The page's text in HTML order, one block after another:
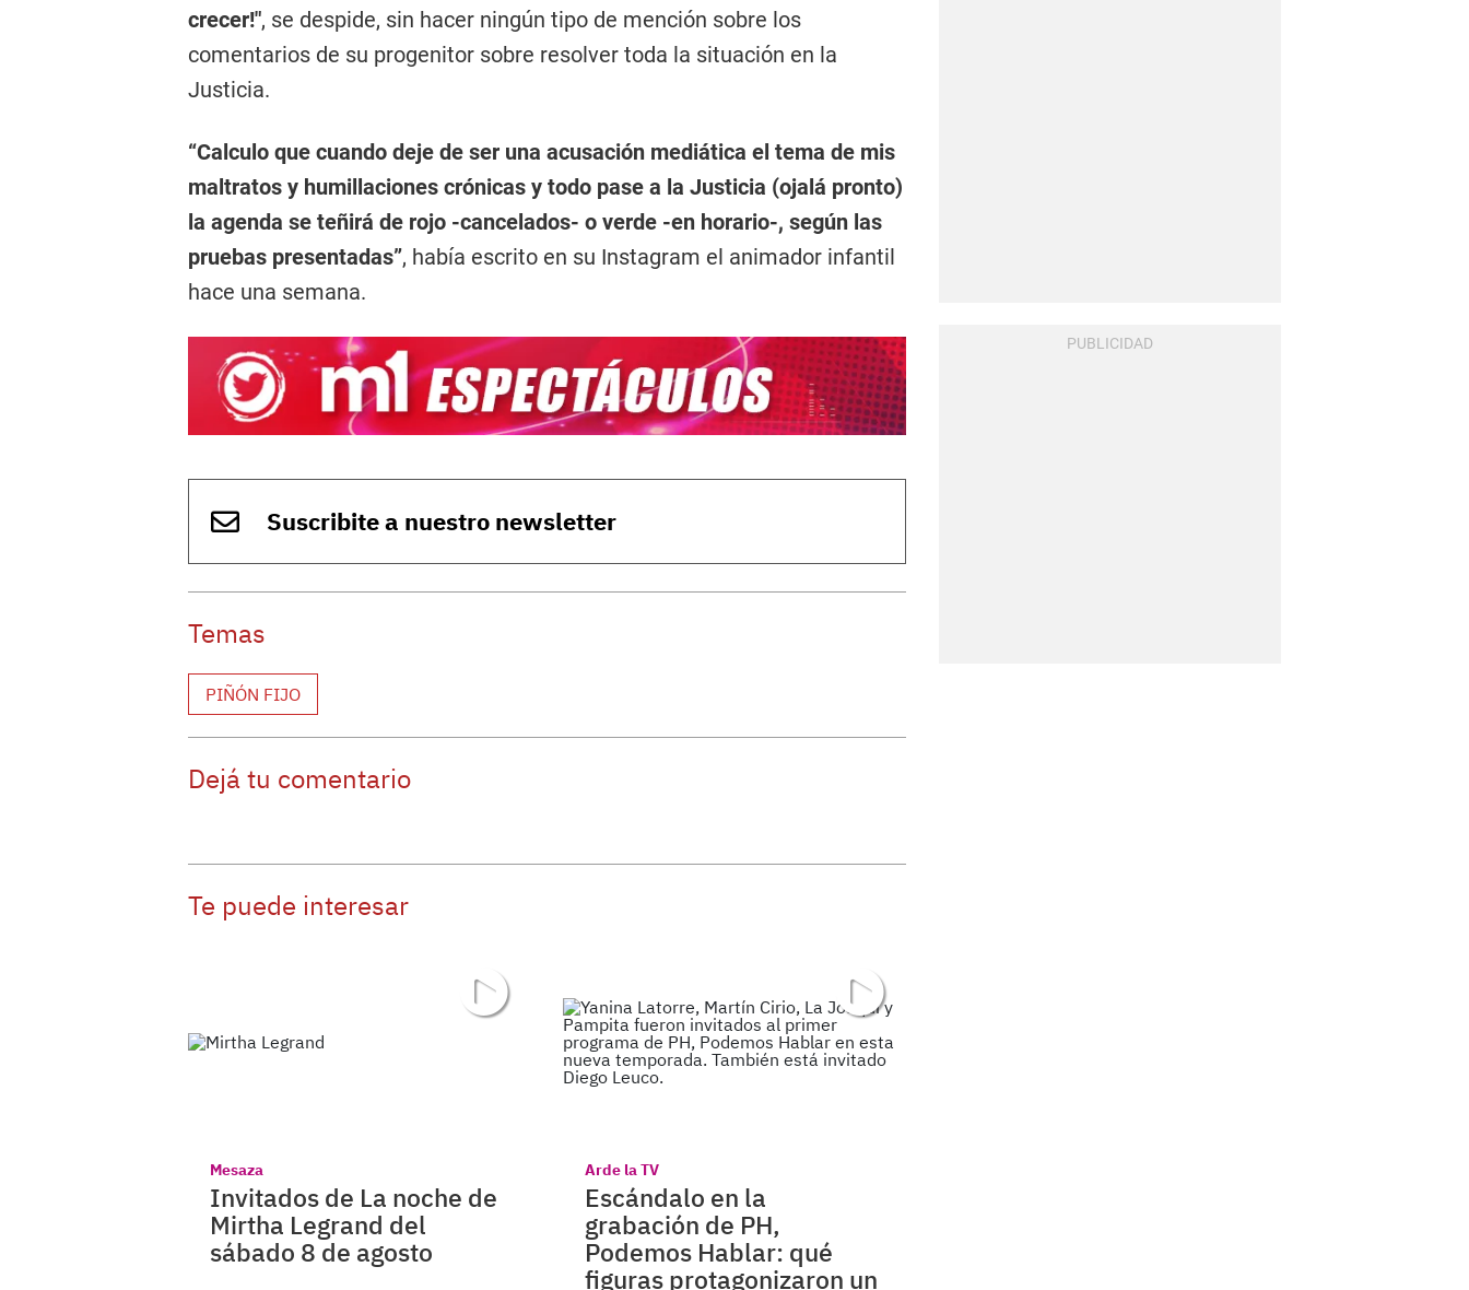
crecer!", se despide, sin hacer ningún tipo de mención sobre los
comentarios de su progenitor sobre resolver toda la situación en la
Justicia.
“Calculo que cuando deje de ser una acusación mediática el tema de mis
maltratos y humillaciones crónicas y todo pase a la Justicia (ojalá pronto)
la agenda se teñirá de rojo -cancelados- o verde -en horario-, según las
pruebas presentadas”, había escrito en su Instagram el animador infantil
hace una semana.
Suscribite a nuestro newsletter
Temas
PIÑÓN FIJO
Dejá tu comentario
Te puede interesar
Mesaza
Invitados de La noche de
Mirtha Legrand del
sábado 8 de agosto
Arde la TV
Escándalo en la
grabación de PH,
Podemos Hablar: qué
figuras protagonizaron un